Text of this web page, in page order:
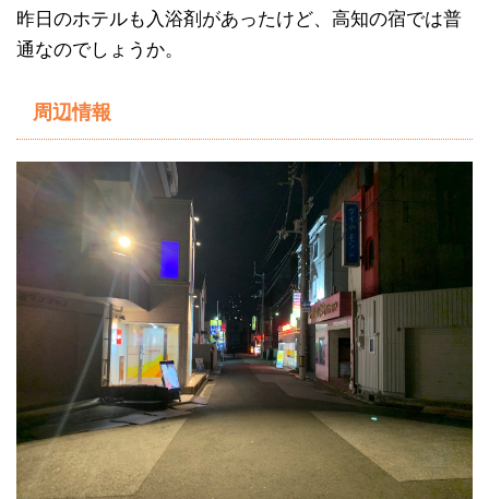
昨日のホテルも入浴剤があったけど、高知の宿では普
通なのでしょうか。
周辺情報